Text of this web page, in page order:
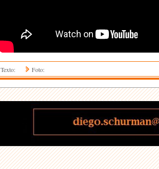
Texto: Foto: